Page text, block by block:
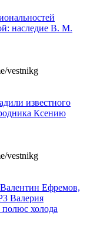
наследие В. М.
vestnikg
известного
Ксению
vestnikg
Ефремов,
Валерия
холода